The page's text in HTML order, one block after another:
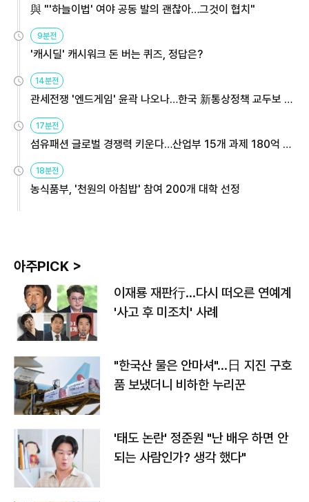
與 "'하늘이법' 여야 공동 발의 괜찮아…그것이 협치"
9분전
'캐시딜' 캐시워크 돈 버는 퀴즈, 정답은?
14분전
관세전쟁 '엔드게임' 윤곽 나오나…한국 新통상정책 교두보 활
용해야
17분전
섬유패션 글로벌 경쟁력 키운다…산업부 15개 과제 180억 지
원
18분전
농식품부, '천원의 아침밥' 참여 200개 대학 선정
아주PICK >
이재룡 재판行…다시 떠오른 연예계
'사고 후 미조치' 사례
"한국산 물은 안마셔"…日 지진 구호
품 보냈더니 비하한 누리꾼
'태도 논란' 정준원 "난 배우 하면 안
되는 사람인가? 생각 했다"